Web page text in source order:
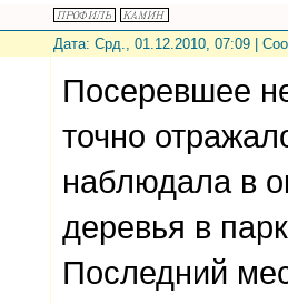
Дата: Срд., 01.12.2010, 07:09 |
Посеревшее
точно
наблюдала в
деревья в
Последний